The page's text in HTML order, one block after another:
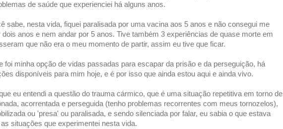
de saúde que experienciei há alguns anos.
sabe, nesta vida, fiquei paralisada por uma vacina aos 5 anos e não consegui me
dois anos e nem andar por 5 anos. Tive também 3 experiências de quase morte em
que não era o meu momento de partir, assim eu tive que ficar.
foi minha opção de vidas passadas para escapar da prisão e da perseguição, há
disponíveis para mim hoje, e é por isso que ainda estou aqui e ainda vivo.
eu entendi a questão do trauma cármico, que é uma situação repetitiva em torno de
acorrentada e perseguida (tenho problemas recorrentes com meus tornozelos),
ou 'presa' ou paralisada, e sendo silenciada por falar, eu sabia o que estava
situações que experimentei nesta vida.